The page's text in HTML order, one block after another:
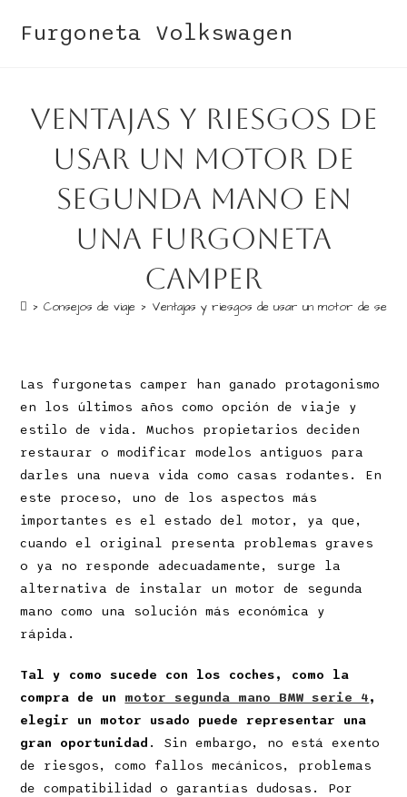
Furgoneta Volkswagen
Ventajas y riesgos de
usar un motor de
segunda mano en
una furgoneta
camper
> Consejos de viaje > Ventajas y riesgos de usar un motor de
Las furgonetas camper han ganado protagonismo
en los últimos años como opción de viaje y
estilo de vida. Muchos propietarios deciden
restaurar o modificar modelos antiguos para
darles una nueva vida como casas rodantes. En
este proceso, uno de los aspectos más
importantes es el estado del motor, ya que,
cuando el original presenta problemas graves
o ya no responde adecuadamente, surge la
alternativa de instalar un motor de segunda
mano como una solución más económica y
rápida.
Tal y como sucede con los coches, como la
compra de un motor segunda mano BMW serie 4,
elegir un motor usado puede representar una
gran oportunidad . Sin embargo, no está exento
de riesgos, como fallos mecánicos, problemas
de compatibilidad o garantías dudosas. Por